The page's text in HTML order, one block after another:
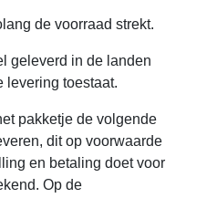
de voorraad strekt.
geleverd in de landen
levering toestaat.
pakketje de volgende
dit op voorwaarde
en betaling doet voor
Op de